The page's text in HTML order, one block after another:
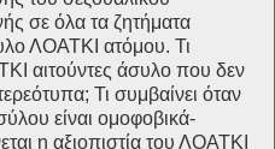
σε όλα τα ζητήματα
ΛΟΑΤΚΙ ατόμου. Τι
αιτούντες άσυλο που δεν
Τι συμβαίνει όταν
είναι ομοφοβικά-
η αξιοπιστία του ΛΟΑΤΚΙ